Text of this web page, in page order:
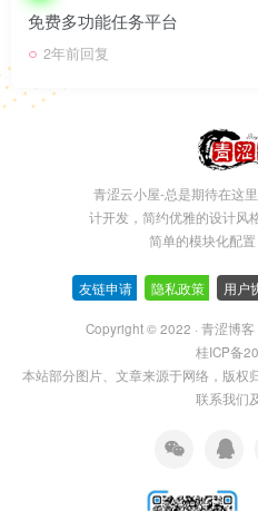
免费多功能任务平台
2年前回复
青涩云小屋-总是期待在这
计开发，简约优雅的设计风
简单的模块化配
友链申请 隐私政策 用户
Copyright © 2022 · 青涩博客
桂ICP备
本站部分图片、文章来源于网络，版权
联系我们